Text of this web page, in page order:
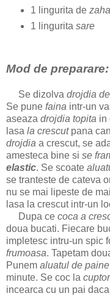
1 lingurita de
1 lingurita sare
Mod de preparare:
Se dizolva drojdia
Se pune faina intr-un
aseaza drojdia topita in
lasa la crescutpana
drojdia a crescut, se
amesteca bine si se
elastic. Se scoate
se tranteste de cateva
nu se mai lipeste de
lasa la crescut intr-un
Dupa ce coca a
doua bucati. Fiecare
impletesc intru-un spic
frumoasa. Tapetam
Punem aluatul de
minute. Se coc la
incearca cu un pai daca